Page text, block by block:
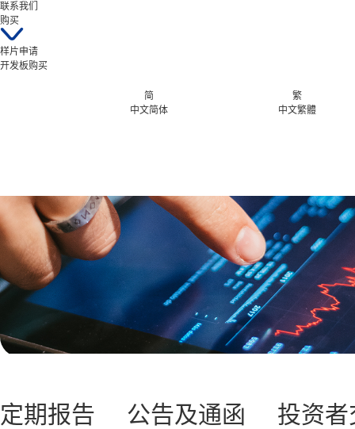
联系我们
购买
样片申请
开发板购买
简
中文简体
繁
中文繁體
定期报告 公告及通函 投资者